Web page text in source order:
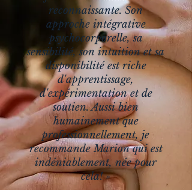
reconnaissante. Son
approche intégrative
psychocorporelle, sa
sensibilité, son intuition et sa
disponibilité est riche
d'apprentissage,
d'expérimentation et de
soutien. Aussi bien
humainement que
professionnellement, je
recommande Marion qui est
indéniablement, née pour
cela! »